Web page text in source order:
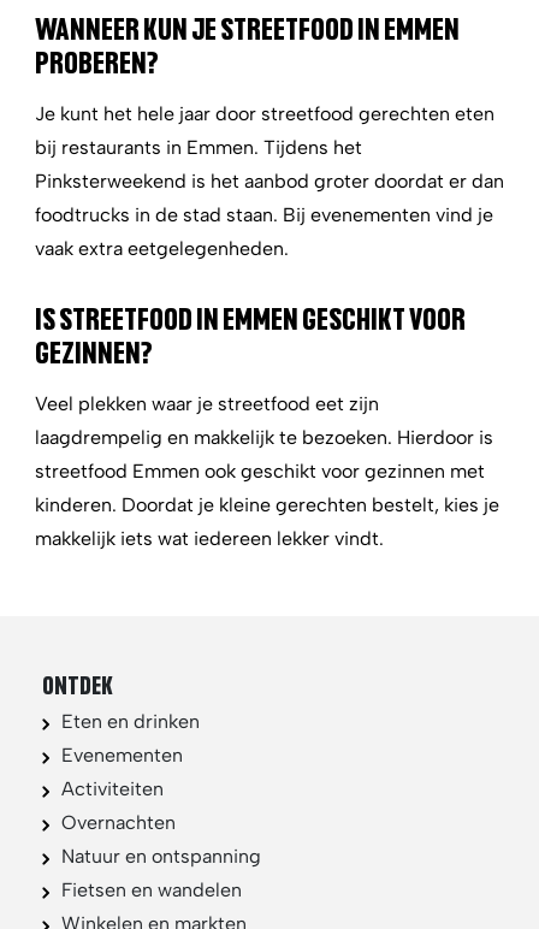
WANNEER KUN JE STREETFOOD IN EMMEN
PROBEREN?
Je kunt het hele jaar door streetfood gerechten eten
bij restaurants in Emmen. Tijdens het
Pinksterweekend is het aanbod groter doordat er dan
foodtrucks in de stad staan. Bij evenementen vind je
vaak extra eetgelegenheden.
IS STREETFOOD IN EMMEN GESCHIKT VOOR
GEZINNEN?
Veel plekken waar je streetfood eet zijn
laagdrempelig en makkelijk te bezoeken. Hierdoor is
streetfood Emmen ook geschikt voor gezinnen met
kinderen. Doordat je kleine gerechten bestelt, kies je
makkelijk iets wat iedereen lekker vindt.
ONTDEK
Eten en drinken
Evenementen
Activiteiten
Overnachten
Natuur en ontspanning
Fietsen en wandelen
Winkelen en markten